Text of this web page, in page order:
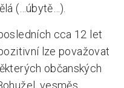
(…úbytě…).
cca 12 let
lze považovat
občanských
vesměs